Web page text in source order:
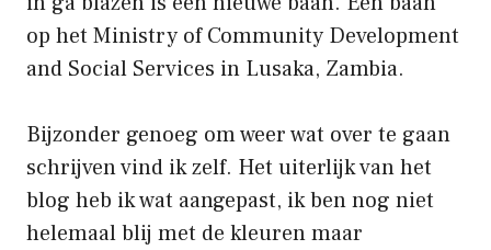
op het Ministry of Community Development
and Social Services in Lusaka, Zambia.
Bijzonder genoeg om weer wat over te gaan
schrijven vind ik zelf. Het uiterlijk van het
blog heb ik wat aangepast, ik ben nog niet
helemaal blij met de kleuren maar